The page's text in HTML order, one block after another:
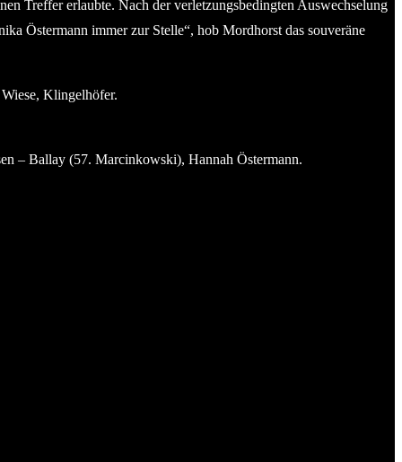
Treffer erlaubte. Nach der verletzungsbedingten Auswechselung
Östermann immer zur Stelle“, hob Mordhorst das souveräne
Klingelhöfer.
– Ballay (57. Marcinkowski), Hannah Östermann.